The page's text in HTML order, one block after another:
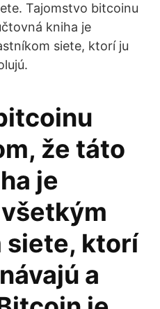
Tajomstvo bitcoinu
kniha je
siete, ktorí ju
že táto
je
siete, ktorí
a